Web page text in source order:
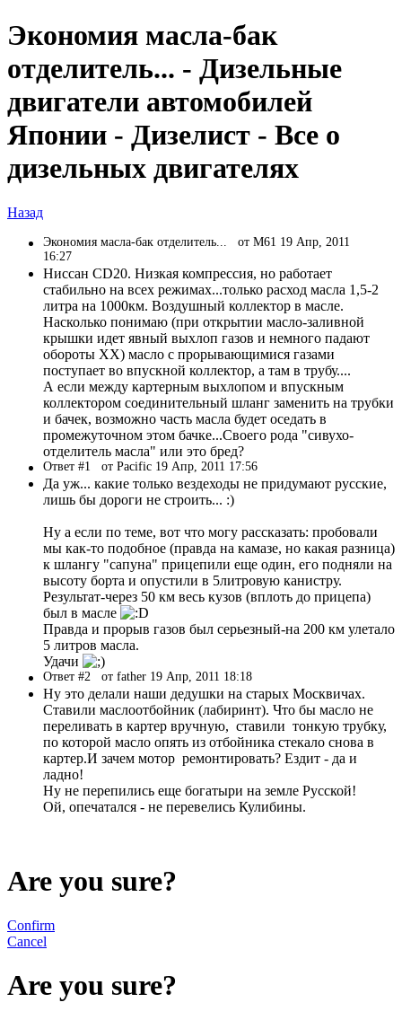
Экономия масла-бак
отделитель... - Дизельные
двигатели автомобилей
Японии - Дизелист - Все о
дизельных двигателях
Назад
Экономия масла-бак отделитель... от М61 19 Апр, 2011
16:27
Ниссан CD20. Низкая компрессия, но работает
стабильно на всех режимах...только расход масла 1,5-2
литра на 1000км. Воздушный коллектор в масле.
Насколько понимаю (при открытии масло-заливной
крышки идет явный выхлоп газов и немного падают
обороты ХХ) масло с прорывающимися газами
поступает во впускной коллектор, а там в трубу....
А если между картерным выхлопом и впускным
коллектором соединительный шланг заменить на трубки
и бачек, возможно часть масла будет оседать в
промежуточном этом бачке...Своего рода "сивухо-
отделитель масла" или это бред?
Ответ #1 от Pacific 19 Апр, 2011 17:56
Да уж... какие только вездеходы не придумают русские,
лишь бы дороги не строить... :)
Ну а если по теме, вот что могу рассказать: пробовали
мы как-то подобное (правда на камазе, но какая разница)
к шлангу "сапуна" прицепили еще один, его подняли на
высоту борта и опустили в 5литровую канистру.
Результат-через 50 км весь кузов (вплоть до прицепа)
был в масле
Правда и прорыв газов был серьезный-на 200 км улетало
5 литров масла.
Удачи
Ответ #2 от father 19 Апр, 2011 18:18
Ну это делали наши дедушки на старых Москвичах.
Ставили маслоотбойник (лабиринт). Что бы масло не
переливать в картер вручную, ставили тонкую трубку,
по которой масло опять из отбойника стекало снова в
картер.И зачем мотор ремонтировать? Ездит - да и
ладно!
Ну не перепились еще богатыри на земле Русской!
Ой, опечатался - не перевелись Кулибины.
Are you sure?
Confirm
Cancel
Are you sure?